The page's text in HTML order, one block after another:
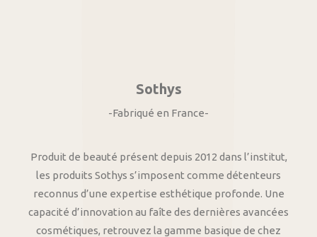
Sothys
-Fabriqué en France-
Produit de beauté présent depuis 2012 dans l’institut,
les produits Sothys s’imposent comme détenteurs
reconnus d’une expertise esthétique profonde. Une
capacité d’innovation au faîte des dernières avancées
cosmétiques, retrouvez la gamme basique de chez